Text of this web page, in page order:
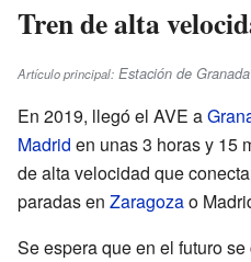
Tren de alta
Artículo principal: Estación de Granada
En 2019, llegó el AVE a
Madrid en unas 3 horas y 15
de alta velocidad que
paradas en Zaragozao
Se espera que en el futuro